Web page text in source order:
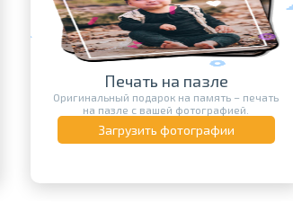
Печать на пазле
Оригинальный подарок на память – печать
на пазле с вашей фотографией.
Загрузить фотографии